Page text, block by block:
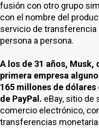
fusión con otro grupo
con el nombre del
servicio de transferencia
persona a persona.
A los de 31 años, Musk,
primera empresa
165 millones de
de PayPal. eBay, sitio de
comercio electrónico,
transferencias